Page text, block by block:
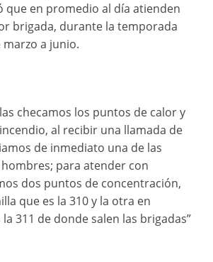
que en promedio al día atienden
brigada, durante la temporada
a junio.
checamos los puntos de calor y
al recibir una llamada de
de inmediato una de las
para atender con
dos puntos de concentración,
que es la 310 y la otra en
311 de donde salen las brigadas”